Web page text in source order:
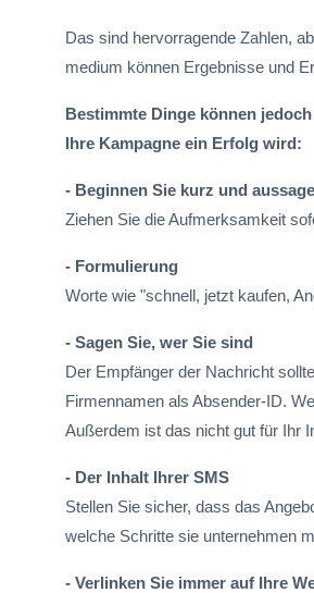
Das sind hervorragende Zahlen,
medium können Ergebnisse und
Bestimmte Dinge können
Ihre Kampagne ein Erfolg wird:
- Beginnen Sie kurz und
Ziehen Sie die Aufmerksamkeit
- Formulierung
Worte wie "schnell, jetzt kaufen,
- Sagen Sie, wer Sie sind
Der Empfänger der Nachricht
Firmennamen als Absender-ID.
Außerdem ist das nicht gut für Ihr
- Der Inhalt Ihrer SMS
Stellen Sie sicher, dass das
welche Schritte sie unternehmen
- Verlinken Sie immer auf Ihre